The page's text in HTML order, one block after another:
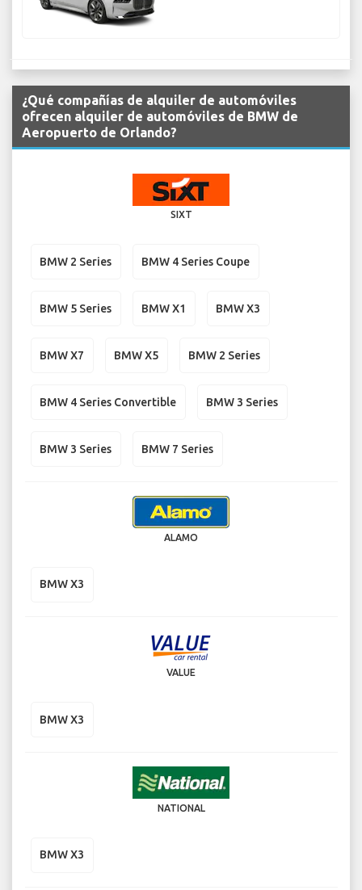
¿Qué compañías de alquiler de automóviles
ofrecen alquiler de automóviles de BMW de
Aeropuerto de Orlando?
SIXT
BMW 2 Series BMW 4 Series Coupe
BMW 5 Series BMW X1 BMW X3
BMW X7 BMW X5 BMW 2 Series
BMW 4 Series Convertible BMW 3 Series
BMW 3 Series BMW 7 Series
ALAMO
BMW X3
VALUE
BMW X3
NATIONAL
BMW X3